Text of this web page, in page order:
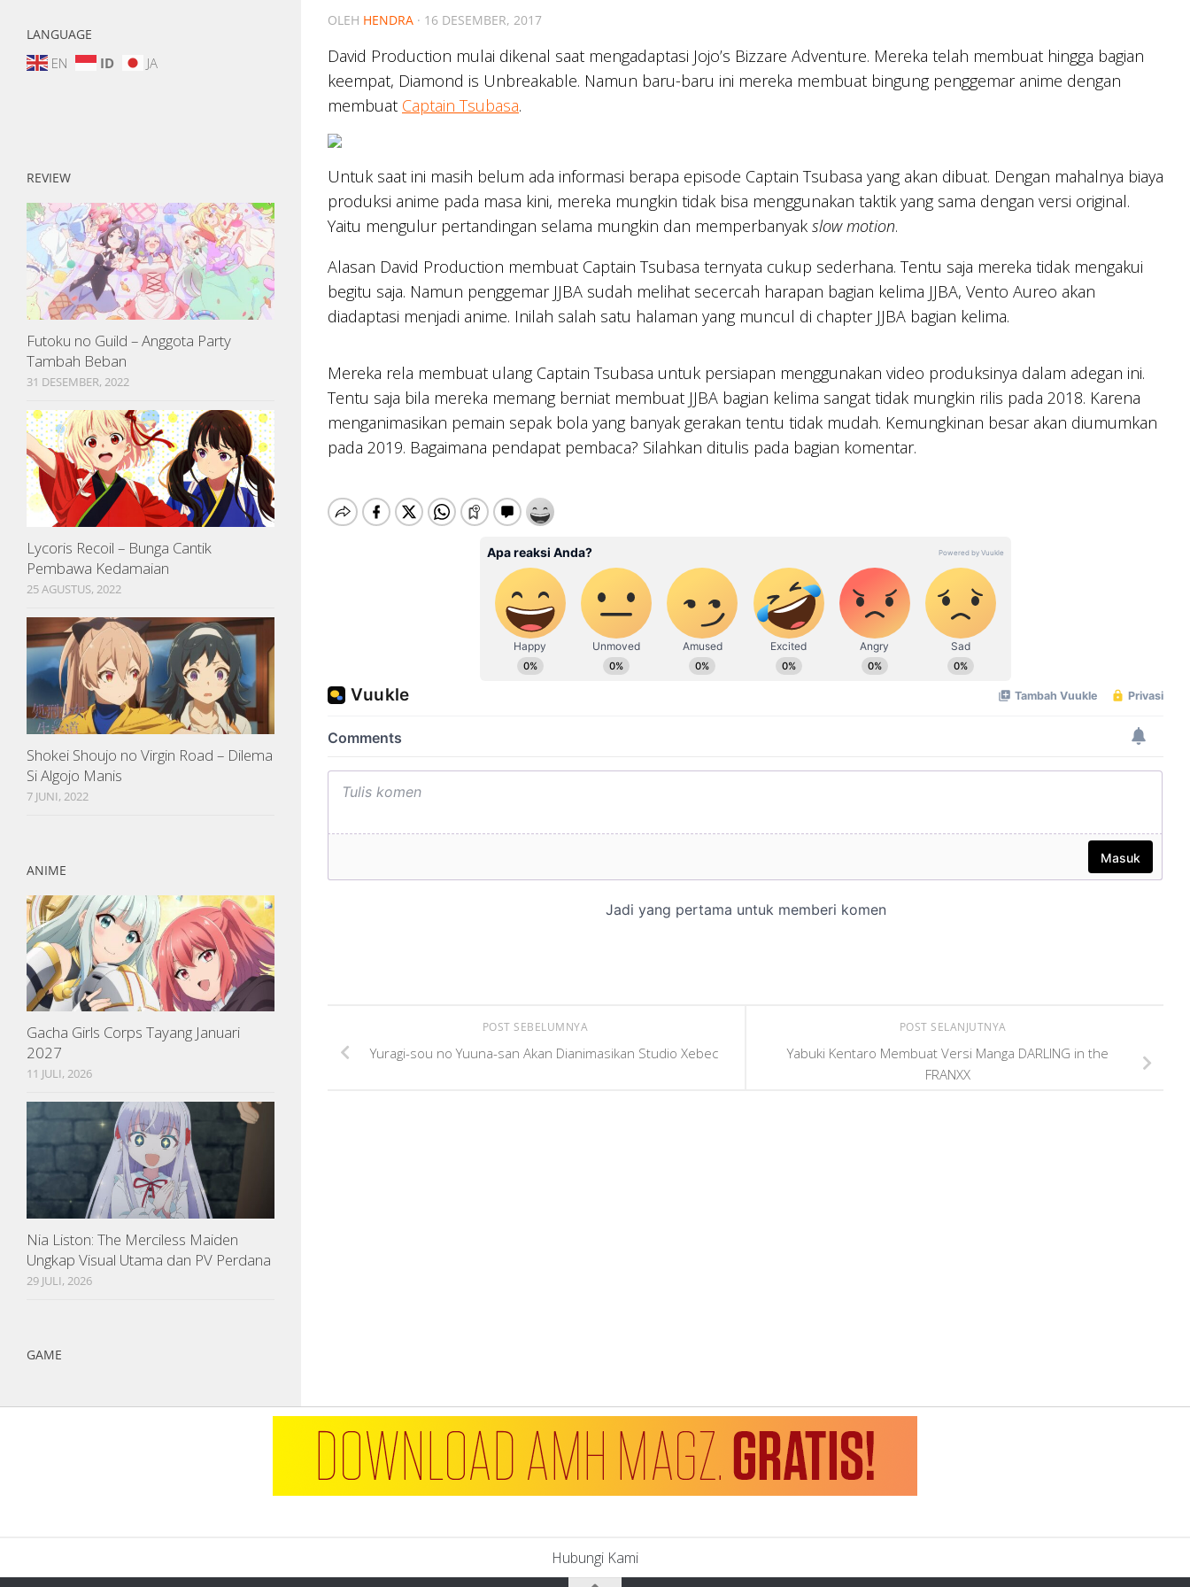
OLEH HENDRA · 16 DESEMBER, 2017
David Production mulai dikenal saat mengadaptasi Jojo’s Bizzare Adventure. Mereka telah membuat hingga bagian
keempat, Diamond is Unbreakable. Namun baru-baru ini mereka membuat bingung penggemar anime dengan
membuat Captain Tsubasa.
Untuk saat ini masih belum ada informasi berapa episode Captain Tsubasa yang akan dibuat. Dengan mahalnya biaya
produksi anime pada masa kini, mereka mungkin tidak bisa menggunakan taktik yang sama dengan versi original.
Yaitu mengulur pertandingan selama mungkin dan memperbanyak slow motion.
Alasan David Production membuat Captain Tsubasa ternyata cukup sederhana. Tentu saja mereka tidak mengakui
begitu saja. Namun penggemar JJBA sudah melihat secercah harapan bagian kelima JJBA, Vento Aureo akan
diadaptasi menjadi anime. Inilah salah satu halaman yang muncul di chapter JJBA bagian kelima.
Mereka rela membuat ulang Captain Tsubasa untuk persiapan menggunakan video produksinya dalam adegan ini.
Tentu saja bila mereka memang berniat membuat JJBA bagian kelima sangat tidak mungkin rilis pada 2018. Karena
menganimasikan pemain sepak bola yang banyak gerakan tentu tidak mudah. Kemungkinan besar akan diumumkan
pada 2019. Bagaimana pendapat pembaca? Silahkan ditulis pada bagian komentar.
POST SELANJUTNYA
Yabuki Kentaro Membuat Versi Manga DARLING in the
FRANXX
POST SEBELUMNYA
Yuragi-sou no Yuuna-san Akan Dianimasikan Studio Xebec
LANGUAGE
EN ID JA
REVIEW
Futoku no Guild – Anggota Party
Tambah Beban
31 DESEMBER, 2022
Lycoris Recoil – Bunga Cantik
Pembawa Kedamaian
25 AGUSTUS, 2022
Shokei Shoujo no Virgin Road – Dilema
Si Algojo Manis
7 JUNI, 2022
ANIME
Gacha Girls Corps Tayang Januari
2027
11 JULI, 2026
Nia Liston: The Merciless Maiden
Ungkap Visual Utama dan PV Perdana
29 JULI, 2026
GAME
Hubungi Kami